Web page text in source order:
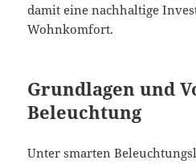
damit eine nachhaltige
Wohnkomfort.
Grundlagen und
Beleuchtung
Unter smarten